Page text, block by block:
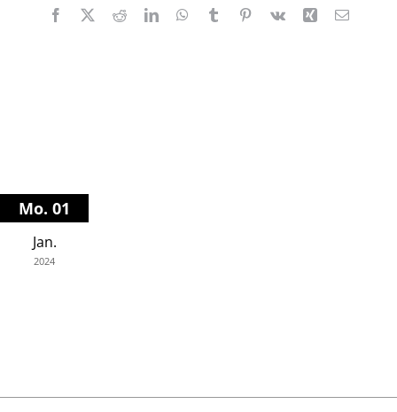
Facebook
X RedditLinkedInWhatsApp
TumblrPinterest
Vk Xing E-
Mo. 01
Jan.
2024